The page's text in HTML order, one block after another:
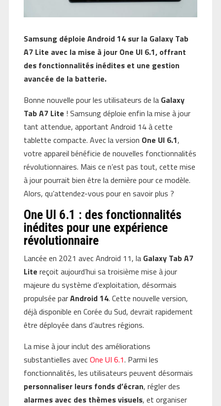
Samsung déploie Android 14 sur la Galaxy Tab
A7 Lite avec la mise à jour One UI 6.1, offrant
des fonctionnalités inédites et une gestion
avancée de la batterie.
Bonne nouvelle pour les utilisateurs de la Galaxy
Tab A7 Lite ! Samsung déploie enfin la mise à jour
tant attendue, apportant Android 14 à cette
tablette compacte. Avec la version One UI 6.1,
votre appareil bénéficie de nouvelles fonctionnalités
révolutionnaires. Mais ce n’est pas tout, cette mise
à jour pourrait bien être la dernière pour ce modèle.
Alors, qu’attendez-vous pour en savoir plus ?
One UI 6.1 : des fonctionnalités
inédites pour une expérience
révolutionnaire
Lancée en 2021 avec Android 11, la Galaxy Tab A7
Lite reçoit aujourd’hui sa troisième mise à jour
majeure du système d’exploitation, désormais
propulsée parAndroid 14. Cette nouvelle version,
déjà disponible en Corée du Sud, devrait rapidement
être déployée dans d’autres régions.
La mise à jour inclut des améliorations
substantielles avecOne UI 6.1. Parmi les
fonctionnalités, les utilisateurs peuvent désormais
personnaliser leurs fonds d’écran, régler des
alarmes avec des thèmes visuels, et organiser